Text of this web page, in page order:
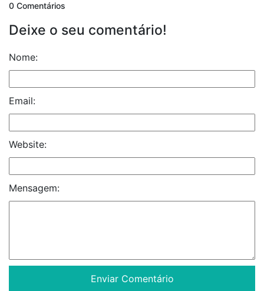
0 Comentários
Deixe o seu comentário!
Nome:
Email:
Website:
Mensagem: